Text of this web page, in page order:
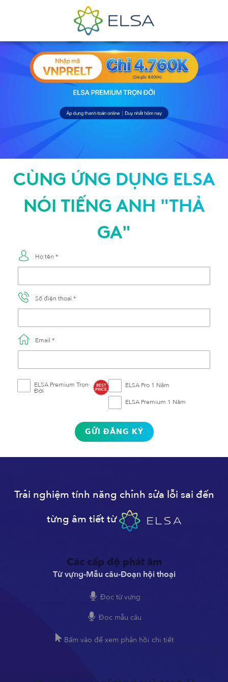
CÙNG ỨNG DỤNG ELSA
NÓI TIẾNG ANH "THẢ
GA"
Họ tên *
Số điện thoại *
Email *
ELSA Premium Trọn
Đời
BEST
PRICE ELSA Pro 1 Năm
ELSA Premium 1 Năm
GỬI ĐĂNG KÝ
Trải nghiệm tính năng chỉnh sửa lỗi sai đến
từng âm tiết từ
Các cấp độ phát âm
Từ vựng-Mẫu câu-Đoạn hội thoại
Đọc từ vựng
Đọc mẫu câu
Bấm vào để xem phản hồi chi tiết